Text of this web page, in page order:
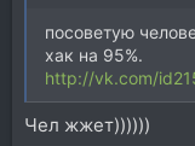
посоветую
хак на 95%.
http://vk.com/
Чел жжет))))))